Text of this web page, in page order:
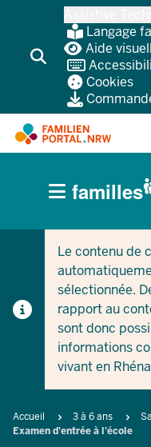
contenu
Langage
Aide
Cookies
CURRENT SECTION
CURRENT SECTION
HAUPTNAVIGATION
(BÜRGERBEREICH
familles
Le contenu de
sélectionnée.
rapport au
sont donc
informations
vivant en
Breadcrumb
Accueil 3 à 6 ans
Examen d'entrée à l'école